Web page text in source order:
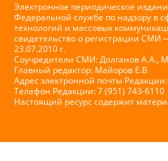
Электронное периодическое
Федеральной службе по надзору в
технологий и массовых
свидетельство о регистрации
23.07.2010 г.
Соучредители СМИ: Долганов А.А.,
Главный редактор: Майоров Е.В
Адрес электронной почты Редакции:
Телефон Редакции: 7 (951) 743-6110
Настоящий ресурс содержит